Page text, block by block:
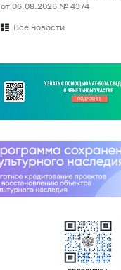
от 06.08.2026 № 4374
Все новости